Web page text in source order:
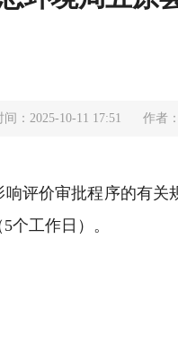
：2025-10-11 17:51 作者
评价审批程序的有关
个工作日）。